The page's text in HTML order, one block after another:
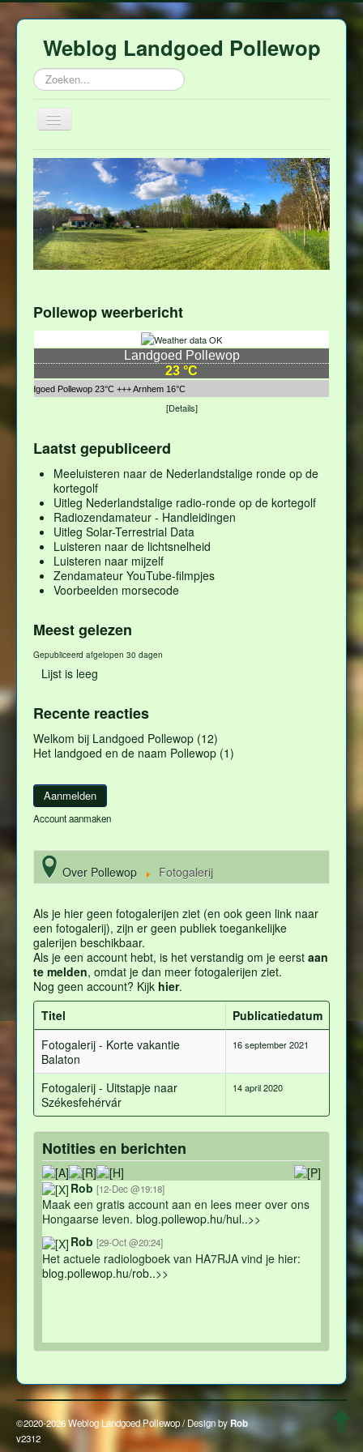
Weblog Landgoed Pollewop
Zoeken...
Schakelen
navigatie
Home
Polleweer
Over Pollewop
Afina
Rob
Pollewop weerbericht
Landgoed Pollewop
23 °C
Landgoed Pollewop 23°C +++ Arnhem 16°C
[Details]
Laatst gepubliceerd
Meeluisteren naar de Nederlandstalige ronde op de
kortegolf
Uitleg Nederlandstalige radio-ronde op de kortegolf
Radiozendamateur - Handleidingen
Uitleg Solar-Terrestrial Data
Luisteren naar de lichtsnelheid
Luisteren naar mijzelf
Zendamateur YouTube-filmpjes
Voorbeelden morsecode
Meest gelezen
Gepubliceerd afgelopen 30 dagen
Lijst is leeg
Recente reacties
Welkom bij Landgoed Pollewop (12)
Het landgoed en de naam Pollewop (1)
Account aanmaken
Over Pollewop Fotogalerij
Als je hier geen fotogalerijen ziet (en ook geen link naar
een fotogalerij), zijn er geen publiek toegankelijke
galerijen beschikbaar.
Als je een account hebt, is het verstandig om je eerst aan
te melden, omdat je dan meer fotogalerijen ziet.
Nog geen account? Kijk hier.
Titel
Publicatiedatum
Fotogalerij - Korte vakantie
Balaton
16 september 2021
Fotogalerij - Uitstapje naar
Székesfehérvár
14 april 2020
Notities en berichten
Rob [12-Dec @19:18]
Maak een gratis account aan en lees meer over ons
Hongaarse leven. blog.pollewop.hu/hul..>>
Rob [29-Oct @20:24]
Het actuele radiologboek van HA7RJA vind je hier:
blog.pollewop.hu/rob..>>
©2020-2026 Weblog Landgoed Pollewop / Design by Rob
v2312